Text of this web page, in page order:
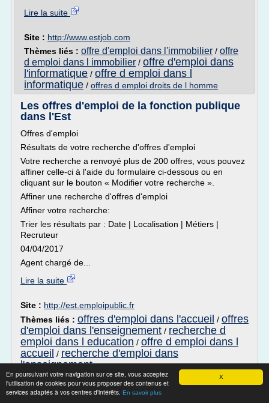
X
En poursuivant votre navigation sur ce site, vous acceptez
l'utilisation de cookies pour vous proposer des contenus et
services adaptés à vos centres d'intérêts. En savoir plus
Lire la suite
Site : http://www.estjob.com
Thèmes liés : offre d'emploi dans l'immobilier / offre
d emploi dans l immobilier / offre d'emploi dans
l'informatique / offre d emploi dans l
informatique / offres d emploi droits de l homme
Les offres d'emploi de la fonction publique
dans l'Est
Offres d'emploi
Résultats de votre recherche d'offres d'emploi
Votre recherche a renvoyé plus de 200 offres, vous pouvez
affiner celle-ci à l'aide du formulaire ci-dessous ou en
cliquant sur le bouton « Modifier votre recherche ».
Affiner une recherche d'offres d'emploi
Affiner votre recherche:
Trier les résultats par : Date | Localisation | Métiers |
Recruteur
04/04/2017
Agent chargé de...
Lire la suite
Site : http://est.emploipublic.fr
Thèmes liés : offres d'emploi dans l'accueil / offres
d'emploi dans l'enseignement / recherche d
emploi dans l education / offre d emploi dans l
accueil / recherche d'emploi dans
l'enseignement
Offres d'emploi - TGCC